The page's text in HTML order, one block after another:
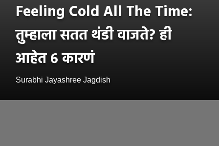
Feeling Cold All The Time:
तुम्हाला सतत थंडी वाजते? ही
आहेत ६ कारणं
Surabhi Jayashree Jagdish